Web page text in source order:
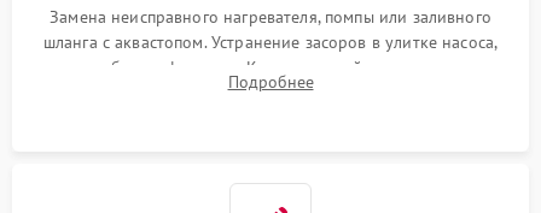
Замена неисправного нагревателя, помпы или заливного
шланга с аквастопом. Устранение засоров в улитке насоса,
патрубках и фильтрах. Компонентный ремонт платы
управления, восстановление поврежденной проводки.
Подробнее